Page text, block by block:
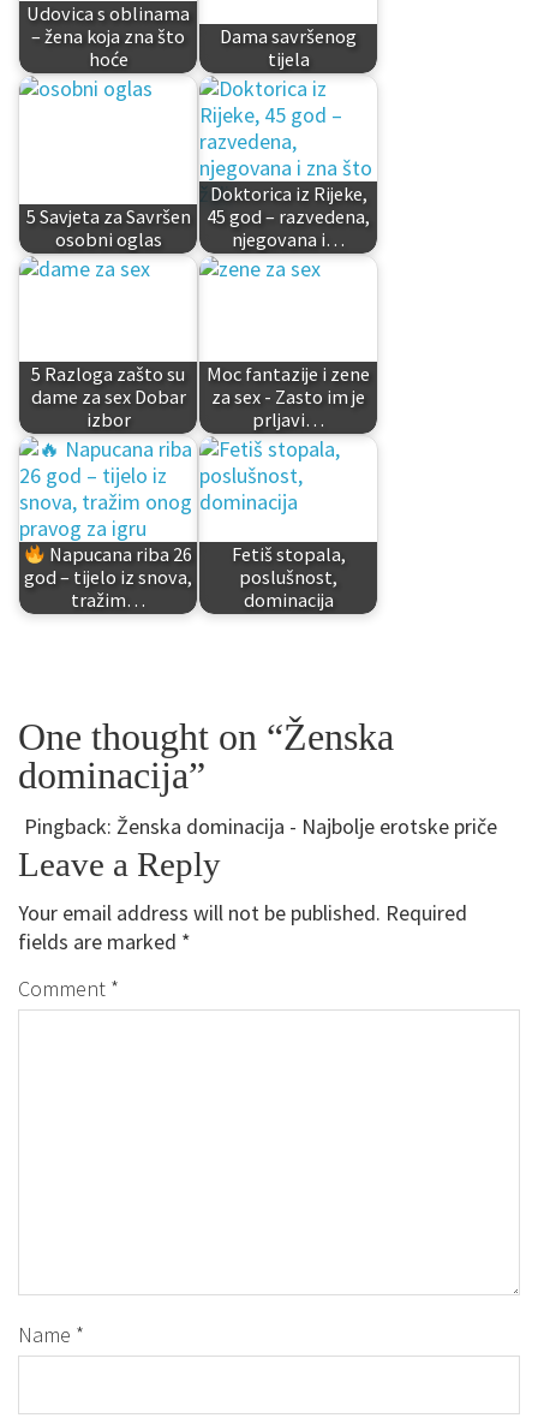
Udovica s oblinama
– žena koja zna što
hoće
Dama savršenog
tijela
5 Savjeta za Savršen
osobni oglas
Doktorica iz Rijeke,
45 god – razvedena,
njegovana i…
5 Razloga zašto su
dame za sex Dobar
izbor
Moc fantazije i zene
za sex - Zasto im je
prljavi…
Napucana riba 26
god – tijelo iz snova,
tražim…
Fetiš stopala,
poslušnost,
dominacija
One thought on “Ženska
dominacija”
Pingback: Ženska dominacija - Najbolje erotske priče
Leave a Reply
Your email address will not be published. Required
fields are marked *
Comment *
Name *